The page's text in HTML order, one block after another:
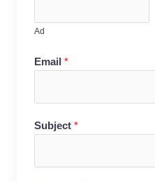
Ad
Email *
Subject *